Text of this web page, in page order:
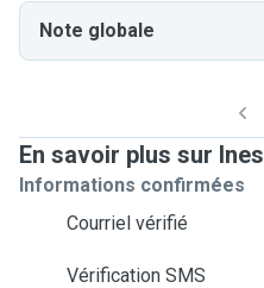
Note globale
En savoir plus sur Ines
Informations confirmées
Courriel vérifié
Vérification SMS